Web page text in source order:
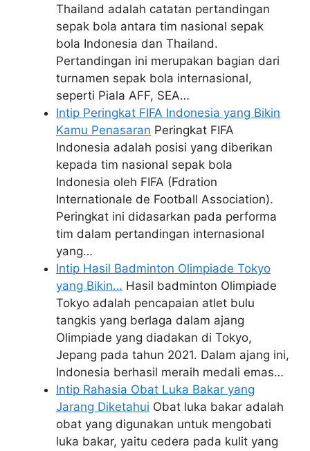
Thailand adalah catatan pertandingan
sepak bola antara tim nasional sepak
bola Indonesia dan Thailand.
Pertandingan ini merupakan bagian dari
turnamen sepak bola internasional,
seperti Piala AFF, SEA…
Intip Peringkat FIFA Indonesia yang Bikin
Kamu Penasaran Peringkat FIFA
Indonesia adalah posisi yang diberikan
kepada tim nasional sepak bola
Indonesia oleh FIFA (Fdration
Internationale de Football Association).
Peringkat ini didasarkan pada performa
tim dalam pertandingan internasional
yang…
Intip Hasil Badminton Olimpiade Tokyo
yang Bikin… Hasil badminton Olimpiade
Tokyo adalah pencapaian atlet bulu
tangkis yang berlaga dalam ajang
Olimpiade yang diadakan di Tokyo,
Jepang pada tahun 2021. Dalam ajang ini,
Indonesia berhasil meraih medali emas…
Intip Rahasia Obat Luka Bakar yang
Jarang Diketahui Obat luka bakar adalah
obat yang digunakan untuk mengobati
luka bakar, yaitu cedera pada kulit yang